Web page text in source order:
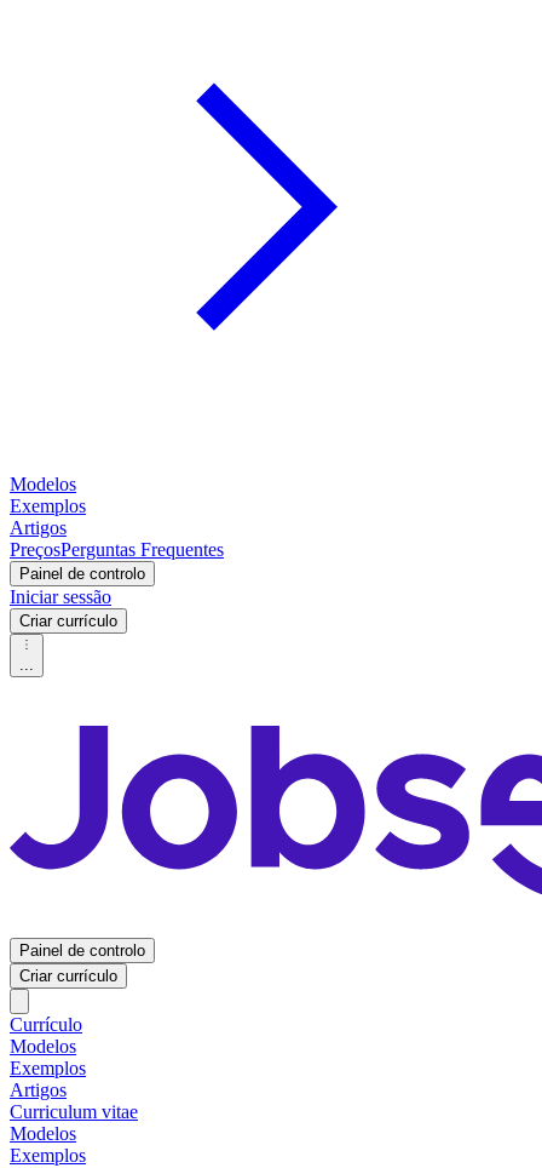
Modelos
Exemplos
Artigos
PreçosPerguntas Frequentes
Painel de controlo
Iniciar sessão
Criar currículo
...
Painel de controlo
Criar currículo
Currículo
Modelos
Exemplos
Artigos
Curriculum vitae
Modelos
Exemplos